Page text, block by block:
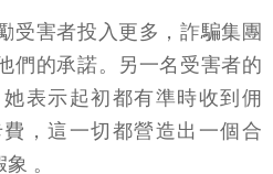
受害者投入更多，詐騙集團
們的承諾。另一名受害者的
表示起初都有準時收到佣
，這一切都營造出一個合
。